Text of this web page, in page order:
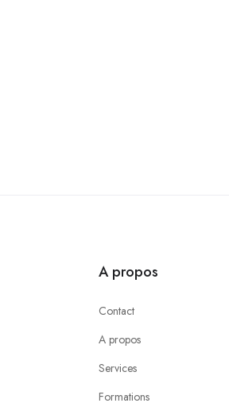
A propos
Contact
A propos
Services
Formations